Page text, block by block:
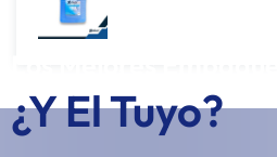
¿Y El Tuyo?